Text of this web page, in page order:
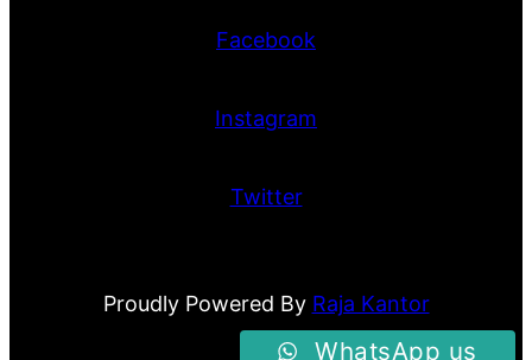
Facebook
Instagram
Twitter
Proudly Powered By Raja Kantor
WhatsApp us